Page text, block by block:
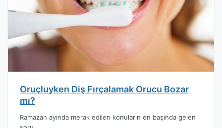
Oruçluyken Diş Fırçalamak Orucu Bozar
mı?
Ramazan ayında merak edilen konuların en başında gelen